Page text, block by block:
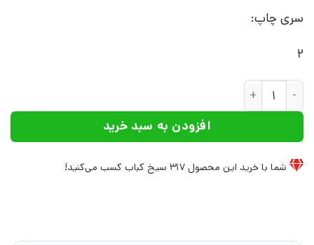
سری چاپ:
2
کتاب سایه دزد | انتشارات افراز عدد
افزودن به سبد خرید
شما با خرید این محصول 317 سیخ کباب کسب می‌کنید!